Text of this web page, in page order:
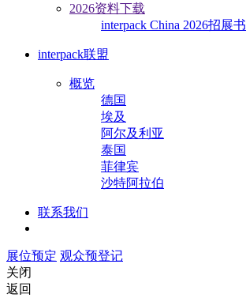
2026资料下载
interpack China 2026招展书
interpack联盟
概览
德国
埃及
阿尔及利亚
泰国
菲律宾
沙特阿拉伯
联系我们
展位预定 观众预登记
关闭
返回